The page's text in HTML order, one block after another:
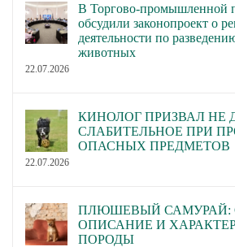
В Торгово-промышленной
обсудили законопроект о
деятельности по
животных
22.07.2026
КИНОЛОГ ПРИЗВАЛ НЕ
СЛАБИТЕЛЬНОЕ ПРИ
ОПАСНЫХ ПРЕДМЕТОВ
22.07.2026
ПЛЮШЕВЫЙ САМУРАЙ:
ОПИСАНИЕ И
ПОРОДЫ